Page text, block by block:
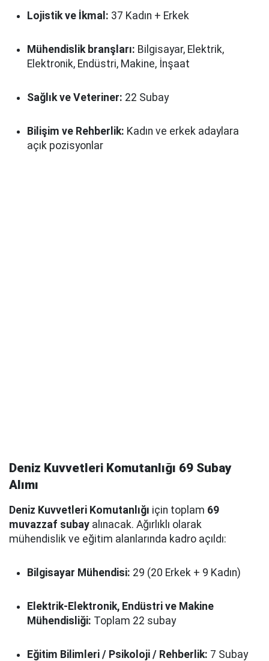
Lojistik ve İkmal: 37 Kadın + Erkek
Mühendislik branşları: Bilgisayar, Elektrik,
Elektronik, Endüstri, Makine, İnşaat
Sağlık ve Veteriner: 22 Subay
Bilişim ve Rehberlik: Kadın ve erkek adaylara
açık pozisyonlar
Deniz Kuvvetleri Komutanlığı 69 Subay
Alımı
Deniz Kuvvetleri Komutanlığı için toplam 69
muvazzaf subay alınacak. Ağırlıklı olarak
mühendislik ve eğitim alanlarında kadro açıldı:
Bilgisayar Mühendisi: 29 (20 Erkek + 9 Kadın)
Elektrik-Elektronik, Endüstri ve Makine
Mühendisliği: Toplam 22 subay
Eğitim Bilimleri / Psikoloji / Rehberlik: 7 Subay